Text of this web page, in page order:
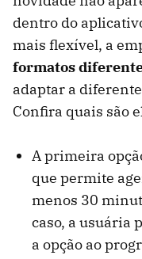
dentro do
mais flexível, a
formatos
adaptar a
Confira quais são
Aprimeira
que permite
menos 30
caso, a usuária
a opção ao